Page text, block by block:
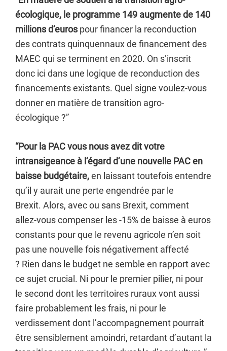
écologique, le programme 149 augmente de 140
millions d’euros pour financer la reconduction
des contrats quinquennaux de financement des
MAEC qui se terminent en 2020. On s’inscrit
donc ici dans une logique de reconduction des
financements existants. Quel signe voulez-vous
donner en matière de transition agro-
écologique ?”
“Pour la PAC vous nous avez dit votre
intransigeance à l’égard d’une nouvelle PAC en
baisse budgétaire,en laissant toutefois entendre
qu’il y aurait une perte engendrée par le
Brexit. Alors, avec ou sans Brexit, comment
allez-vous compenser les -15% de baisse à euros
constants pour que le revenu agricole n’en soit
pas une nouvelle fois négativement affecté
? Rien dans le budget ne semble en rapport avec
ce sujet crucial. Ni pour le premier pilier, ni pour
le second dont les territoires ruraux vont aussi
faire probablement les frais, ni pour le
verdissement dont l’accompagnement pourrait
être sensiblement amoindri, retardant d’autant la